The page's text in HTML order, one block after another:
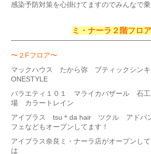
感染予防対策を心掛けてますのでみんなで乗
ミ・ナーラ２階フロア
〜２Fフロア〜
マックハウス たから弥 ブティックシン
ONESTYLE
バラエティ１０１ マライカバザール 石
場 カラートレイン
アイプラス tsu＊da hair ツクル アドバ
フェなどもオープンしてます！
アイプラス奈良ミ・ナーラ店がオープンし
は